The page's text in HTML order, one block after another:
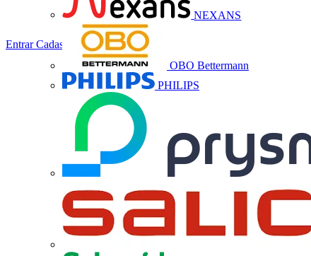
NEXANS
OBO Bettermann
PHILIPS
EntrarCadastrar